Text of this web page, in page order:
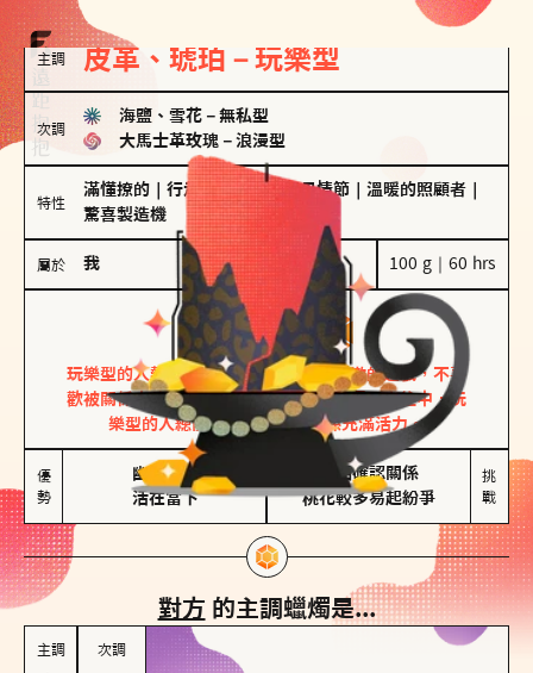
主調 皮革、琥珀－玩樂型
次調
海鹽、雪花 － 無私型
大馬士革玫瑰 － 浪漫型
特性
滿懂撩的 行走的發電機｜ 聖母情節 溫暖的照顧者
驚喜製造機
屬於 我 100 g｜60 hrs
玩樂型
皮革、琥珀
玩樂型的人熱情洋溢，視戀愛為一場刺激的遊戲，不喜
歡被關係中的限制綑綁。無論是約會中還是交往中，玩
樂型的人總能帶來樂趣，讓關係充滿活力。
優
勢
幽默風趣
活在當下
害怕確認關係
桃花較多易起紛爭
挑
戰
對方 的主調蠟燭是...
主調 次調